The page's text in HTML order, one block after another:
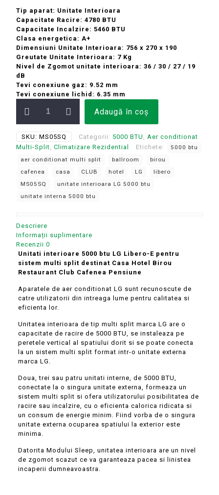
Tip aparat: Unitate Interioara
Capacitate Racire: 4780 BTU
Capacitate Incalzire: 5460 BTU
Clasa energetica: A+
Dimensiuni Unitate Interioara: 756 x 270 x 190
Greutate Unitate Interioara: 7 Kg
Nivel de Zgomot unitate interioara: 36 / 30 / 27 / 19
dB
Tevi conexiune gaz: 9.52 mm
Tevi conexiune lichid: 6.35 mm
5000
BTU
LG
Libero-
pentru
sistem
MS05SQ
destinat
Casa
Hotel
Birou
Restaurant
Cafenea
Pensiune
Adaugă în coș
SKU: MS05SQ Categorii: 5000 BTU , Aer conditionat
Multi-Split, Climatizare Rezidential Etichete:
5000 btu
aer conditionat multi split
ballroom
birou
cafenea
casa CLUB hotel LG
libero
MS05SQ
unitate interioara LG 5000 btu
unitate interna 5000 btu
Descriere
Informații suplimentare
Recenzii 0
Unitati interioare 5000 btu LG Libero-E pentru
sistem multi split destinat Casa Hotel Birou
Restaurant Club Cafenea Pensiune
Aparatele de aer conditionat LG sunt recunoscute de
catre utilizatorii din intreaga lume pentru calitatea si
eficienta lor.
Unitatea interioara de tip multi split marca LG are o
capacitate de racire de 5000 BTU, se instaleaza pe
peretele vertical al spatiului dorit si se poate conecta
la un sistem multi split format intr-o unitate externa
marca LG.
Doua, trei sau patru unitati interne, de 5000 BTU,
conectate la o singura unitate externa, formeaza un
sistem multi split si ofera utilizatorului posibilitatea de
racire sau incalzire, cu o eficienta calorica ridicata si
un consum de energie minim. Fiind vorba de o singura
unitate externa ocuparea spatiului la exterior este
minima.
Datorita Modului Sleep, unitatea interioara are un nivel
de zgomot scazut ce va garanteaza pacea si linistea
incaperii dumneavoastra.